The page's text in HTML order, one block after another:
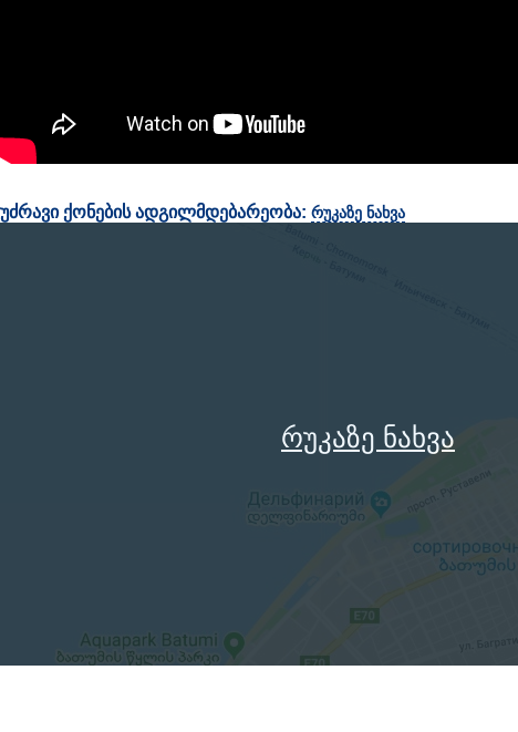
უძრავი ქონების ადგილმდებარეობა: რუკაზე ნახვა
რუკაზე ნახვა